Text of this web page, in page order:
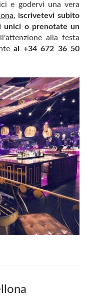
e godervi una vera
, iscrivetevi subito
unici o prenotate un
alla festa
al +34 672 36 50